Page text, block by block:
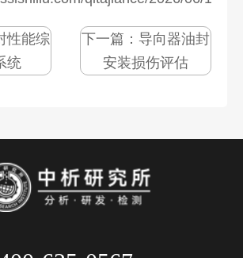
性能综
统
下一篇：导向器油封
安装损伤评估